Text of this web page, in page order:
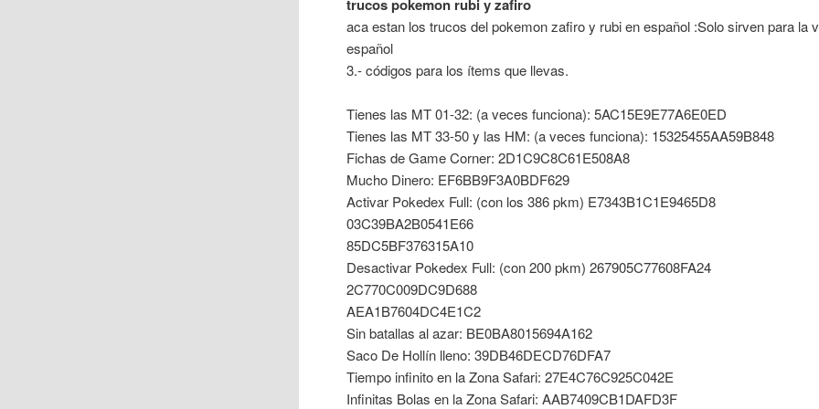
trucos pokemon rubi y zafiro
aca estan los trucos del pokemon zafiro y rubi en español :Solo sirven para la
español
3.- códigos para los ítems que llevas.
Tienes las MT 01-32: (a veces funciona): 5AC15E9E77A6E0ED
Tienes las MT 33-50 y las HM: (a veces funciona): 15325455AA59B848
Fichas de Game Corner: 2D1C9C8C61E508A8
Mucho Dinero: EF6BB9F3A0BDF629
Activar Pokedex Full: (con los 386 pkm) E7343B1C1E9465D8
03C39BA2B0541E66
85DC5BF376315A10
Desactivar Pokedex Full: (con 200 pkm) 267905C77608FA24
2C770C009DC9D688
AEA1B7604DC4E1C2
Sin batallas al azar: BE0BA8015694A162
Saco De Hollín lleno: 39DB46DECD76DFA7
Tiempo infinito en la Zona Safari: 27E4C76C925C042E
Infinitas Bolas en la Zona Safari: AAB7409CB1DAFD3F